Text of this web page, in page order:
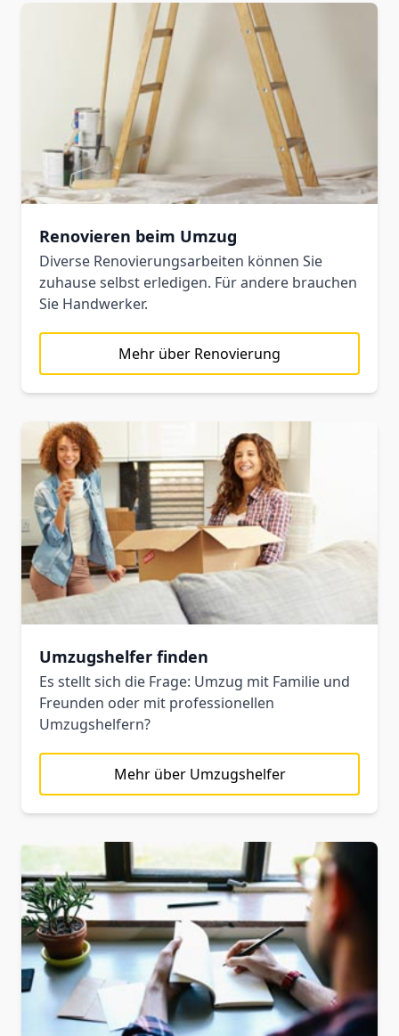
Renovieren beim Umzug
Diverse Renovierungsarbeiten können Sie
zuhause selbst erledigen. Für andere brauchen
Sie Handwerker.
Mehr über Renovierung
Umzugshelfer finden
Es stellt sich die Frage: Umzug mit Familie und
Freunden oder mit professionellen
Umzugshelfern?
Mehr über Umzugshelfer